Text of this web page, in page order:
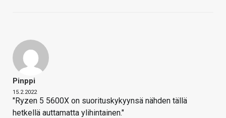
Pinppi
15.2.2022
"Ryzen 5 5600X on suorituskykyynsä nähden tällä
hetkellä auttamatta ylihintainen."